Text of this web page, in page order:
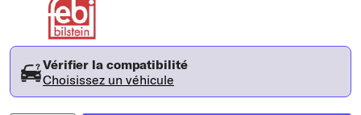
Vérifier la compatibilité
Choisissez un véhicule